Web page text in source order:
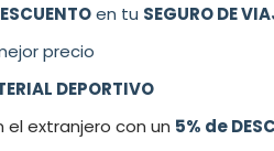
en tu SEGURO DE
precio
DEPORTIVO
el extranjero con un 5% de